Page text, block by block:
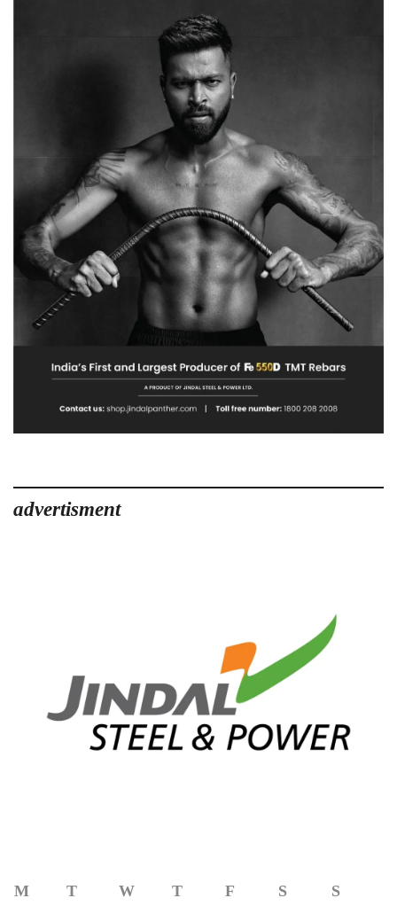
advertisment
M T W T F S
S